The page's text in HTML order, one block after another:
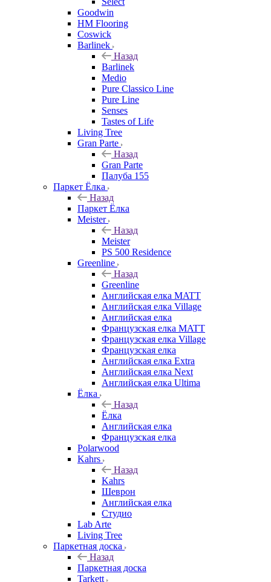
Goodwin
HM Flooring
Coswick
Barlinek
Назад
Barlinek
Medio
Pure Classico Line
Pure Line
Senses
Tastes of Life
Living Tree
Gran Parte
Назад
Gran Parte
Палуба 155
Паркет Ёлка
Назад
Паркет Ёлка
Meister
Назад
Meister
PS 500 Residence
Greenline
Назад
Greenline
Английская елка MATT
Английская елка Village
Английская елка
Французская елка MATT
Французская елка Village
Французская елка
Английская елка Extra
Английская елка Next
Английская елка Ultima
Ёлка
Назад
Ёлка
Английская елка
Французская елка
Polarwood
Kahrs
Назад
Kahrs
Шеврон
Английская елка
Студио
Lab Arte
Living Tree
Паркетная доска
Назад
Паркетная доска
Tarkett